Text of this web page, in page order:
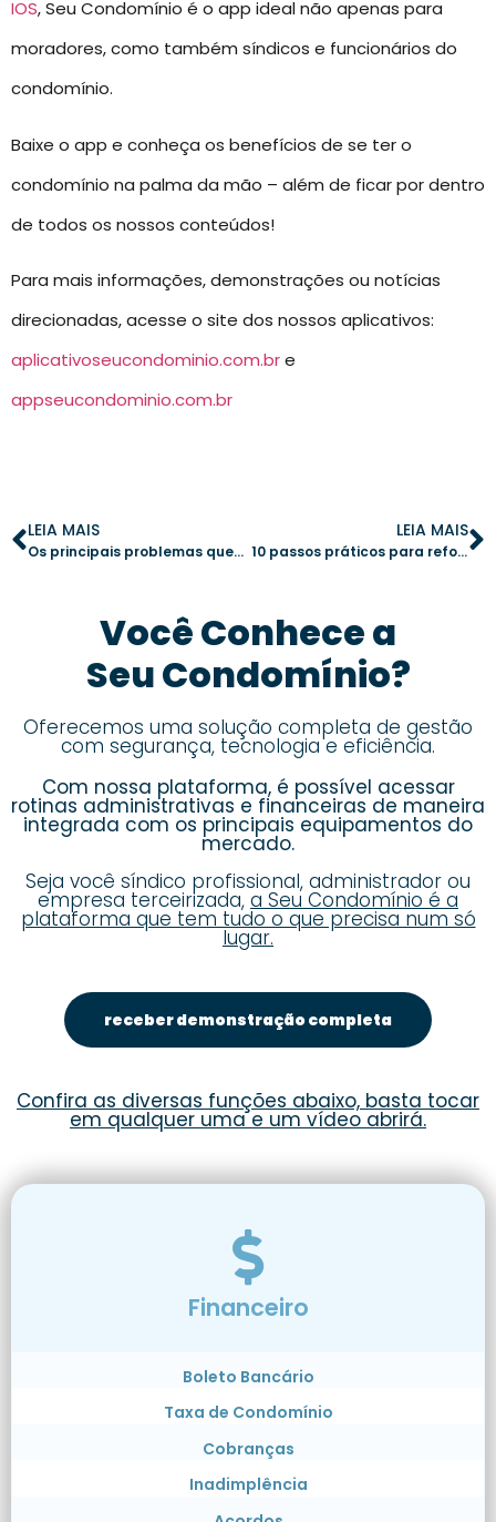
IOS, Seu Condomínio é o app ideal não apenas para
moradores, como também síndicos e funcionários do
condomínio.
Baixe o app e conheça os benefícios de se ter o
condomínio na palma da mão – além de ficar por dentro
de todos os nossos conteúdos!
Para mais informações, demonstrações ou notícias
direcionadas, acesse o site dos nossos aplicativos:
aplicativoseucondominio.com.bre
appseucondominio.com.br
LEIA MAIS
Os principais problemas que um aplicativo para condomínio pode resolver
LEIA MAIS
10 passos práticos para reforçar a segurança no condomínio
Você Conhece a
Seu Condomínio?
Oferecemos uma solução completa de gestão
com segurança, tecnologia e eficiência.
Com nossa plataforma, é possível acessar
rotinas administrativas e financeiras de maneira
integrada com os principais equipamentos do
mercado.
Seja você síndico profissional, administrador ou
empresa terceirizada, a Seu Condomínio é a
plataforma que tem tudo o que precisa num só
lugar.
receber demonstração completa
Confira as diversas funções abaixo, basta tocar
em qualquer uma e um vídeo abrirá.
Financeiro
Boleto Bancário
Taxa de Condomínio
Cobranças
Inadimplência